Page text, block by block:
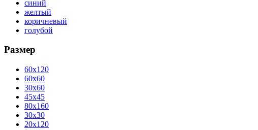
синий
желтый
коричневый
голубой
Размер
60x120
60x60
30x60
45x45
80x160
30x30
20x120